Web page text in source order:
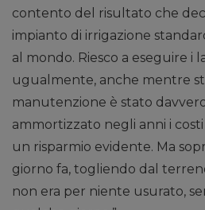
contento del risultato che
impianto di irrigazione
al mondo. Riesco a eseguire i
ugualmente, anche mentre
manutenzione è stato
ammortizzato negli anni i
un risparmio evidente. Ma
giorno fa, togliendo dal
non era per niente usurato,